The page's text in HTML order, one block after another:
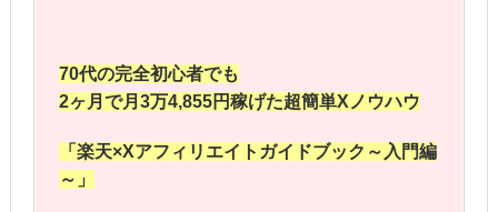
70代の完全初心者でも
2ヶ月で月3万4,855円稼げた超簡単Xノウハウ
「楽天×Xアフィリエイト ガイドブック～入門編
～」